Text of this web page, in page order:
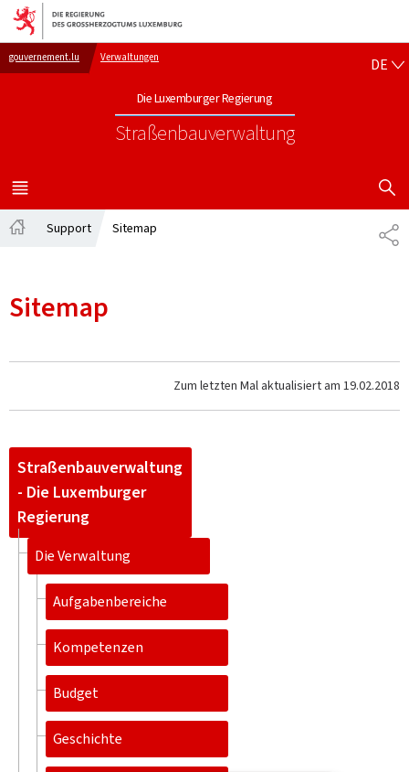
Zur Hauptnavigation
Zum Inhalt
gouvernement.lu Verwaltungen
Die Luxemburger Regierung
Straßenbauverwaltung
DE
MENÜ
HAUPT-
Support Sitemap
Sitemap
Zum letzten Mal aktualisiert am 19.02.2018
Straßenbauverwaltung
- Die Luxemburger
Regierung
Die Verwaltung
Aufgabenbereiche
Kompetenzen
Budget
Geschichte